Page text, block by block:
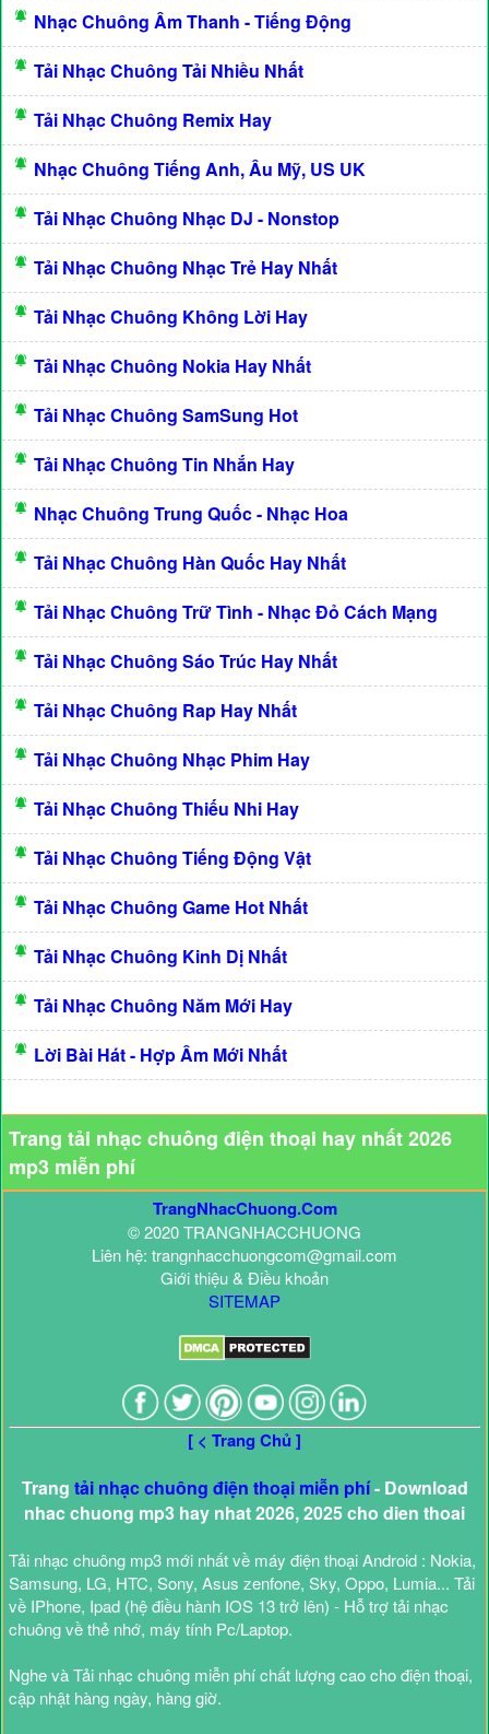
Nhạc Chuông Âm Thanh - Tiếng Động
Tải Nhạc Chuông Tải Nhiều Nhất
Tải Nhạc Chuông Remix Hay
Nhạc Chuông Tiếng Anh, Âu Mỹ, US UK
Tải Nhạc Chuông Nhạc DJ - Nonstop
Tải Nhạc Chuông Nhạc Trẻ Hay Nhất
Tải Nhạc Chuông Không Lời Hay
Tải Nhạc Chuông Nokia Hay Nhất
Tải Nhạc Chuông SamSung Hot
Tải Nhạc Chuông Tin Nhắn Hay
Nhạc Chuông Trung Quốc - Nhạc Hoa
Tải Nhạc Chuông Hàn Quốc Hay Nhất
Tải Nhạc Chuông Trữ Tình - Nhạc Đỏ Cách Mạng
Tải Nhạc Chuông Sáo Trúc Hay Nhất
Tải Nhạc Chuông Rap Hay Nhất
Tải Nhạc Chuông Nhạc Phim Hay
Tải Nhạc Chuông Thiếu Nhi Hay
Tải Nhạc Chuông Tiếng Động Vật
Tải Nhạc Chuông Game Hot Nhất
Tải Nhạc Chuông Kinh Dị Nhất
Tải Nhạc Chuông Năm Mới Hay
Lời Bài Hát - Hợp Âm Mới Nhất
Trang tải nhạc chuông điện thoại hay nhất 2026
mp3 miễn phí
TrangNhacChuong.Com
© 2020 TRANGNHACCHUONG
Liên hệ: trangnhacchuongcom@gmail.com
Giới thiệu & Điều khoản
SITEMAP
[ < Trang Chủ ]
Trang tải nhạc chuông điện thoại miễn phí- Download
nhac chuong mp3 hay nhat 2026, 2025 cho dien thoai
Tải nhạc chuông mp3 mới nhất về máy điện thoại Android : Nokia,
Samsung, LG, HTC, Sony, Asus zenfone, Sky, Oppo, Lumia... Tải
về IPhone, Ipad (hệ điều hành IOS 13 trở lên) - Hỗ trợ tải nhạc
chuông về thẻ nhớ, máy tính Pc/Laptop.
Nghe và Tải nhạc chuông miễn phí chất lượng cao cho điện thoại,
cập nhật hàng ngày, hàng giờ.